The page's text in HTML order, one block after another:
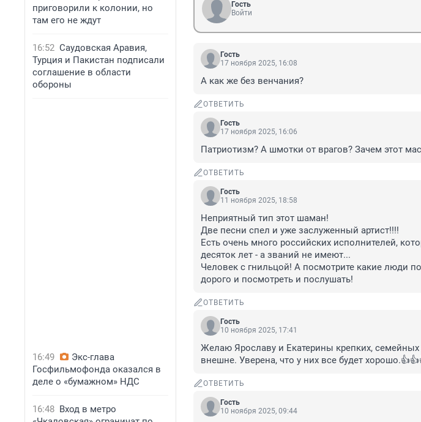
приговорили к колонии, но
там его не ждут
16:52 Саудовская Аравия,
Турция и Пакистан подписали
соглашение в области
обороны
16:49
Экс-глава
Госфильмофонда оказался в
деле о «бумажном» НДС
16:48 Вход в метро
Гость
Войти
Гость
17 ноября 2025, 16:08
А как же без венчания?
ОТВЕТИТЬ
Гость
17 ноября 2025, 16:06
Патриотизм? А шмотки от врагов? Зачем этот
ОТВЕТИТЬ
Гость
11 ноября 2025, 18:58
Неприятный тип этот шаман!
Две песни спел и уже заслуженный артист!!!!
Есть очень много российских исполнителей,
десяток лет - а званий не имеют...
Человек с гнильцой! А посмотрите какие люди
дорого и посмотреть и послушать!
ОТВЕТИТЬ
Гость
10 ноября 2025, 17:41
Желаю Ярославу и Екатерины крепких,
внешне. Уверена, что у них все будет
ОТВЕТИТЬ
Гость
10 ноября 2025, 09:44